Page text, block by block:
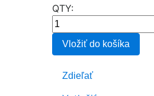
QTY:
Vložiť do košíka
Zdieľať